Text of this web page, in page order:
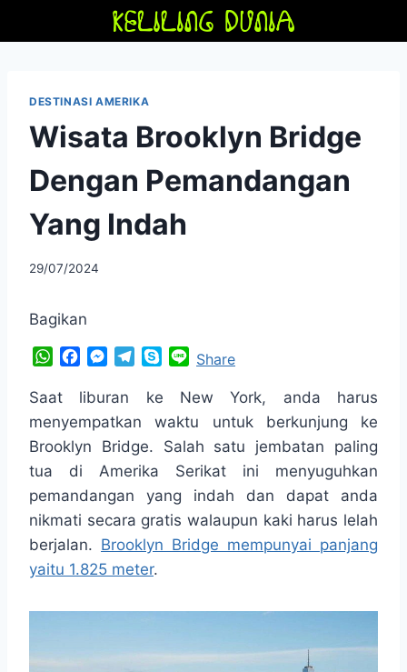
DESTINASI AMERIKA
Wisata Brooklyn Bridge
Dengan Pemandangan
Yang Indah
By
29/07/2024
Bagikan
W
a
t
A
p
c
e
o
o
k
M
s
s
e
n
g
e
r
e
r
a
m
y
p
e
n
e
Share
Saat liburan ke New York, anda harus
menyempatkan waktu untuk berkunjung ke
Brooklyn Bridge. Salah satu jembatan paling
tua di Amerika Serikat ini menyuguhkan
pemandangan yang indah dan dapat anda
nikmati secara gratis walaupun kaki harus lelah
berjalan. Brooklyn Bridge mempunyai panjang
yaitu 1.825 meter.